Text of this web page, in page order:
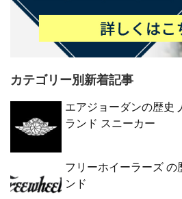
カテゴリー別新着記事
エアジョーダンの歴史
ランド スニーカー
フリーホイーラーズ の
ンド